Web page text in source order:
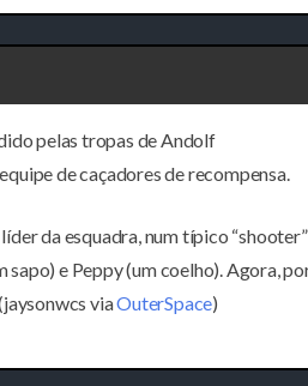
pelas tropas de Andolf
de caçadores de recompensa.
da esquadra, num típico
sapo) e Peppy (um coelho). Agora,
viaOuterSpace)